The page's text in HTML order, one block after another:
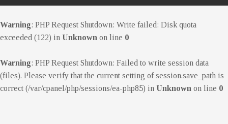
Warning: PHP Request Shutdown: Write failed: Disk quota
exceeded (122) in Unknown on line 0
Warning: PHP Request Shutdown: Failed to write session data
(files). Please verify that the current setting of session.save_path is
correct (/var/cpanel/php/sessions/ea-php85) in Unknown on line 0